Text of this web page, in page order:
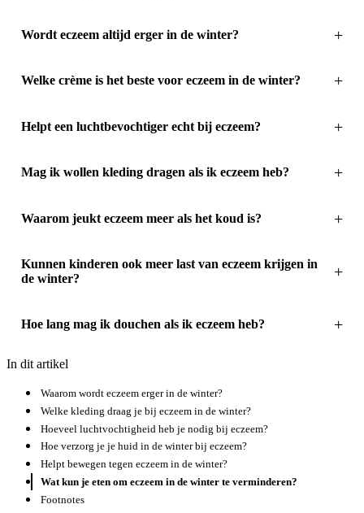
Wordt eczeem altijd erger in de winter?
Welke crème is het beste voor eczeem in de winter?
Helpt een luchtbevochtiger echt bij eczeem?
Mag ik wollen kleding dragen als ik eczeem heb?
Waarom jeukt eczeem meer als het koud is?
Kunnen kinderen ook meer last van eczeem krijgen in
de winter?
Hoe lang mag ik douchen als ik eczeem heb?
In dit artikel
Waarom wordt eczeem erger in de winter?
Welke kleding draag je bij eczeem in de winter?
Hoeveel luchtvochtigheid heb je nodig bij eczeem?
Hoe verzorg je je huid in de winter bij eczeem?
Helpt bewegen tegen eczeem in de winter?
Wat kun je eten om eczeem in de winter te verminderen?
Footnotes